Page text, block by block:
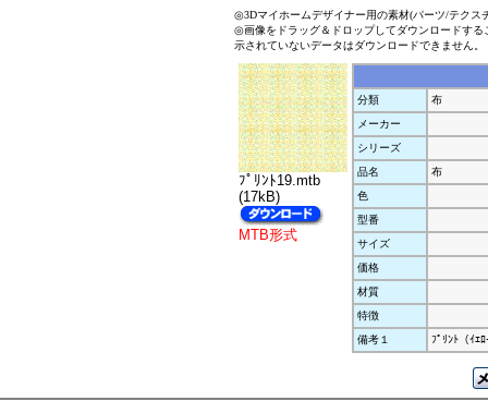
◎3Dマイホームデザイナー用の素材(パーツ/テクス
◎画像をドラッグ＆ドロップしてダウンロードす
示されていないデータはダウンロードできません。
ﾌﾟﾘﾝﾄ19.mtb
(17kB)
MTB形式
分類
布
メーカー
シリーズ
品名
布
色
型番
サイズ
価格
材質
特徴
備考１
ﾌﾟﾘﾝﾄ（ｲｴ